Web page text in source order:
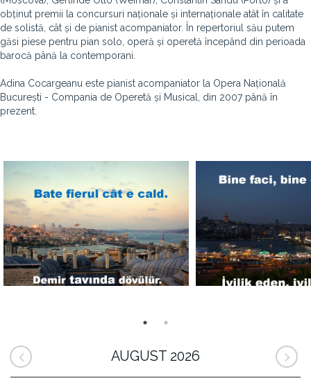
obținut premii la concursuri naționale și internaționale atât în calitate
de solistă, cât și de pianist acompaniator. În repertoriul său putem
găsi piese pentru pian solo, operă și operetă începând din perioada
barocă până la contemporani.
Adina Cocargeanu este pianist acompaniator la Opera Națională
București - Compania de Operetă și Musical, din 2007 până în
prezent.
AUGUST 2026